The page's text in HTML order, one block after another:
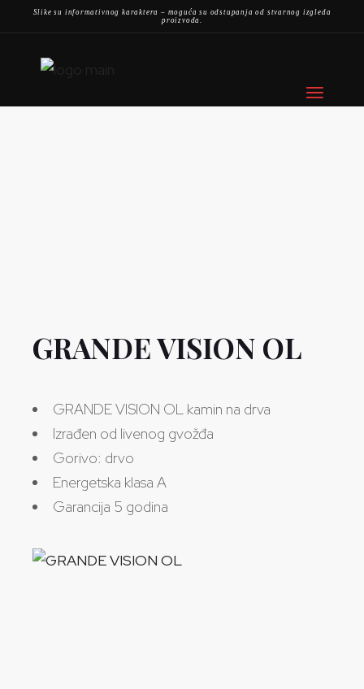
GRANDE VISION OL
GRANDE VISION OL kamin na drva
Izrađen od livenog gvožđa
Gorivo: drvo
Energetska klasa A
Garancija 5 godina
Slike su informativnog karaktera – moguća su odstupanja od stvarnog izgleda
proizvoda.